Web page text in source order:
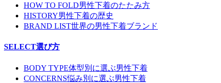
HOW TO FOLD男性下着のたたみ方
HISTORY男性下着の歴史
BRAND LIST世界の男性下着ブランド
SELECT選び方
BODY TYPE体型別に選ぶ男性下着
CONCERNS悩み別に選ぶ男性下着